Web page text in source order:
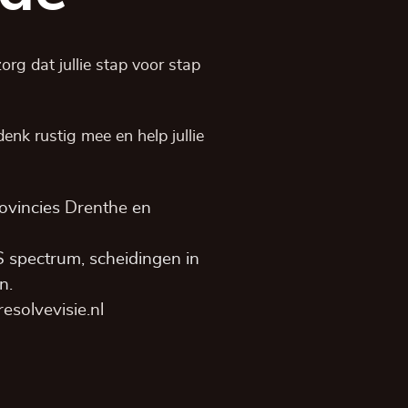
dat jullie stap voor stap
rustig mee en help jullie
Drenthe en
spectrum, scheidingen in